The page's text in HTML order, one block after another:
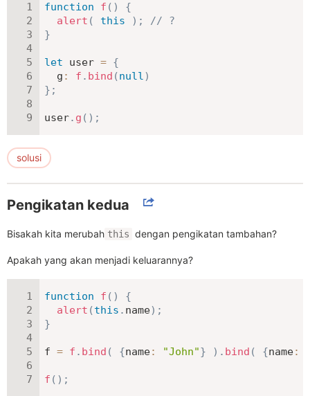
function f ( )
{
alert ( this ) ;
// ?
}
let user = {
g : f . bind (null)
} ;
user. g ( ) ;
solusi
Pengikatan kedua
Bisakah kita merubah this dengan pengikatan tambahan?
Apakah yang akan menjadi keluarannya?
function f ( )
{
alert (this . name) ;
}
f = f . bind ( {name: "John"} ) . bind ( {name:
f ( ) ;